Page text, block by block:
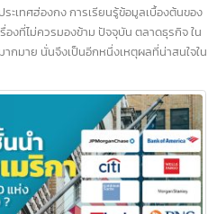
องกง และอีกมากกว่า 200
ประเทศฮ่องกง การเรียนรู้ข้อมูลเบื้องต้นข
เรื่องที่ไม่ควรมองข้าม ปัจจุบัน ตลาดธุรกิจ
มากมาย นั่นจึงเป็นอีกหนึ่งเหตุผลที่น่าสนใ